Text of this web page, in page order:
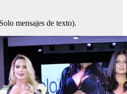
mensajes de texto).